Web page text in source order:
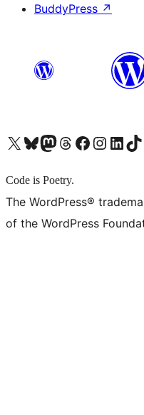
BuddyPress ↗
X (旧 Twitter) アカウントへBluesky アカウントへMastodon アカウントへThreads アカウントへ Facebook ページへInstagram アカウントへ LinkedIn アカウントへTikTok アカウントへ
Code is Poetry.
The WordPress®
of the WordPress